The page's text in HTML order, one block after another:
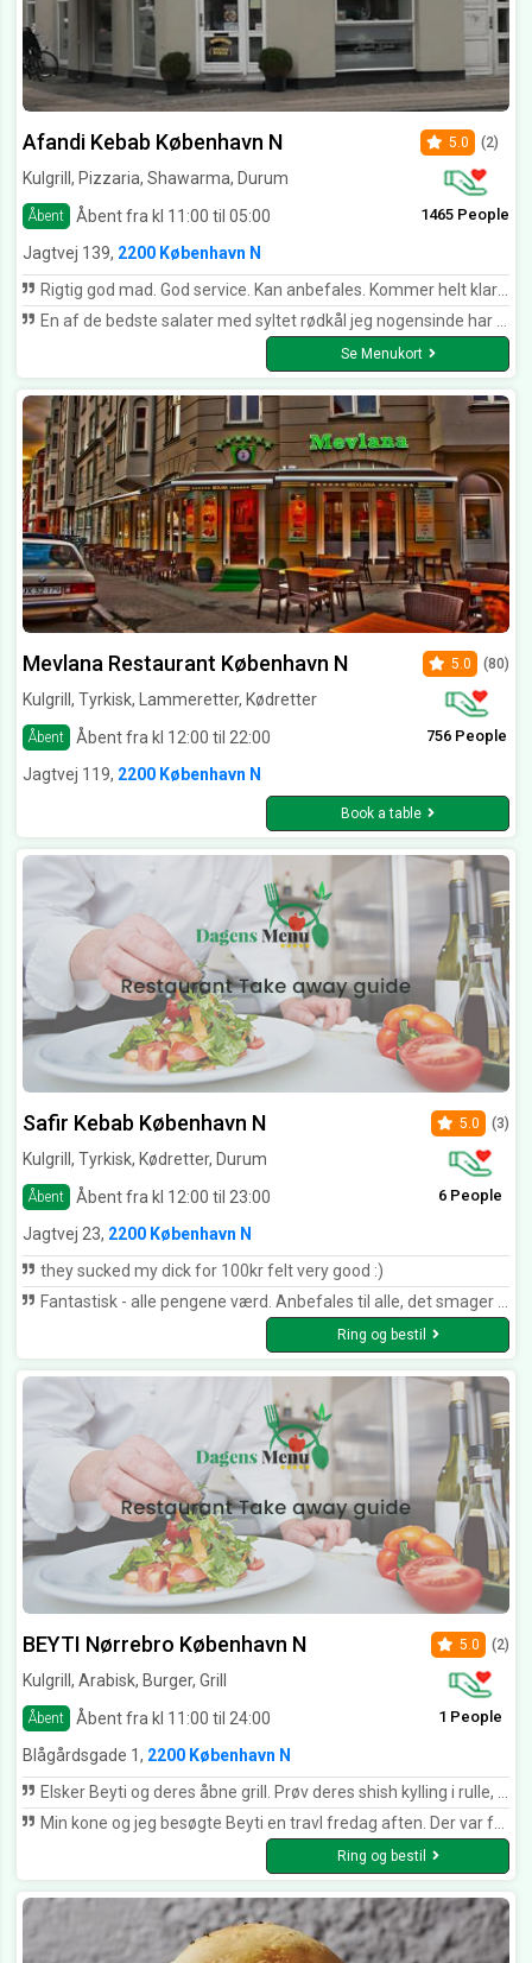
Afandi Kebab København N
Kulgrill, Pizzaria, Shawarma, Durum
Åbent Åbent fra kl 11:00 til 05:00
5.0 (2)
1465 People
Jagtvej 139, 2200 København N
Rigtig god mad. God service. Kan anbefales. Kommer helt klart igen
En af de bedste salater med syltet rødkål jeg nogensinde har smagt, kan klart anbefales...
Se Menukort
Mevlana Restaurant København N
Kulgrill, Tyrkisk, Lammeretter, Kødretter
Åbent Åbent fra kl 12:00 til 22:00
5.0 (80)
756 People
Jagtvej 119, 2200 København N
Book a table
Safir Kebab København N
Kulgrill, Tyrkisk, Kødretter, Durum
Åbent Åbent fra kl 12:00 til 23:00
5.0 (3)
6 People
Jagtvej 23, 2200 København N
they sucked my dick for 100kr felt very good :)
Fantastisk - alle pengene værd. Anbefales til alle, det smager virkelig godt.
Ring og bestil
BEYTI Nørrebro København N
Kulgrill, Arabisk, Burger, Grill
Åbent Åbent fra kl 11:00 til 24:00
5.0 (2)
1 People
Blågårdsgade 1, 2200 København N
Elsker Beyti og deres åbne grill. Prøv deres shish kylling i rulle, det er den jeg bedst kan lide! Derudover kan det varmt anbefales som frokoststed hvis man arbejder i nærheden.
Min kone og jeg besøgte Beyti en travl fredag aften. Der var fyldt med folk, men vi var heldigt at få et lille bord. Betjeningen havde masser af overskud, og vi fik hurtigt vores bestilling. Maden skuffede ikke, og retten med de forskellige kødspid var fantastisk lækker. Det samme var salat og det øvrige tilbehør. Stedet kan stærkt anbefales, hvis
Ring og bestil